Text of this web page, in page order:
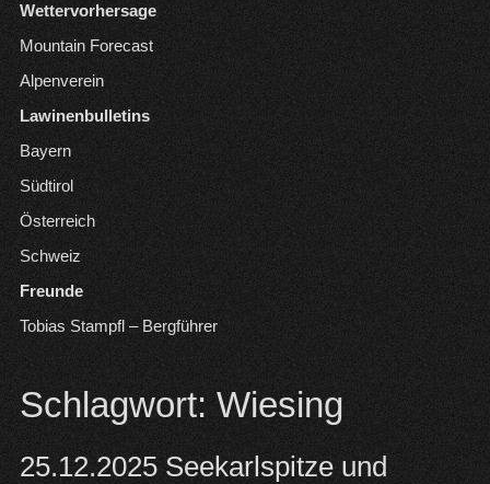
Wettervorhersage
Mountain Forecast
Alpenverein
Lawinenbulletins
Bayern
Südtirol
Österreich
Schweiz
Freunde
Tobias Stampfl – Bergführer
Schlagwort: Wiesing
25.12.2025 Seekarlspitze und